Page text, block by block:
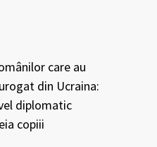
care au
din Ucraina:
diplomatic
copiii